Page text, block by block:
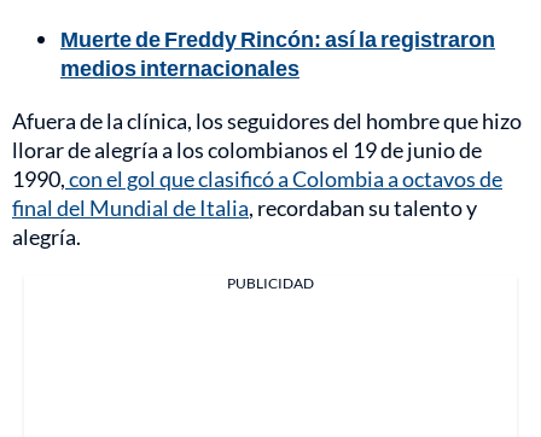
Muerte de Freddy Rincón: así la registraron
medios internacionales
Afuera de la clínica, los seguidores del hombre que hizo
llorar de alegría a los colombianos el 19 de junio de
1990,con el gol que clasificó a Colombia a octavos de
final del Mundial de Italia, recordaban su talento y
alegría.
PUBLICIDAD